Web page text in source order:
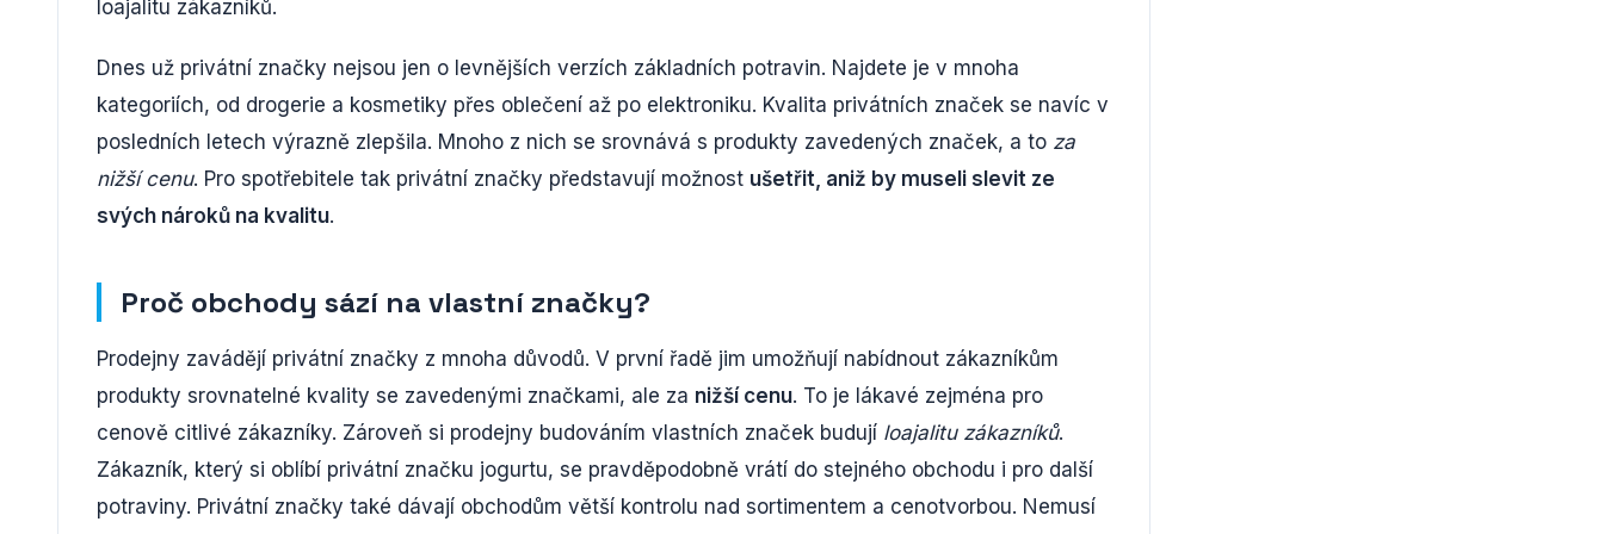
loajalitu zákazníků.
Dnes už privátní značky nejsou jen o levnějších verzích základních potravin. Najdete je v mnoha
kategoriích, od drogerie a kosmetiky přes oblečení až po elektroniku. Kvalita privátních značek se navíc v
posledních letech výrazně zlepšila. Mnoho z nich se srovnává s produkty zavedených značek, a to za
nižší cenu. Pro spotřebitele tak privátní značky představují možnost ušetřit, aniž by museli slevit ze
svých nároků na kvalitu.
Proč obchody sází na vlastní značky?
Prodejny zavádějí privátní značky z mnoha důvodů. V první řadě jim umožňují nabídnout zákazníkům
produkty srovnatelné kvality se zavedenými značkami, ale za nižší cenu. To je lákavé zejména pro
cenově citlivé zákazníky. Zároveň si prodejny budováním vlastních značek budují loajalitu zákazníků.
Zákazník, který si oblíbí privátní značku jogurtu, se pravděpodobně vrátí do stejného obchodu i pro další
potraviny. Privátní značky také dávají obchodům větší kontrolu nad sortimentem a cenotvorbou. Nemusí